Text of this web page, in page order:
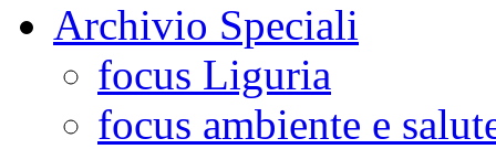
Archivio Speciali
focus Liguria
focus ambiente e